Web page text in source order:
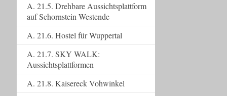
A. 21.5. Drehbare Aussichtsplattform
auf Schornstein Westende
A. 21.6. Hostel für Wuppertal
A. 21.7. SKY WALK:
Aussichtsplattformen
A. 21.8. Kaisereck Vohwinkel